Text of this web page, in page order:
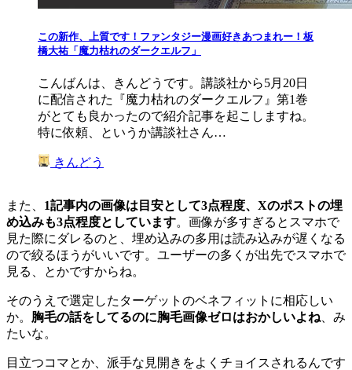
この新作、上質です！ファンタジー漫画好きあつまれー！板
橋大祐「魔力枯れのダークエルフ」
こんばんは、きんどうです。講談社から5月20日
に配信された『魔力枯れのダークエルフ』第1巻
がとても良かったので紹介記事を起こしますね。
特に依頼、というか講談社さん…
きんどう
また、 1記事内の画像は目安として3点程度、Xのポストの埋
め込みも3点程度としています。画像が多すぎるとスマホで
見た際にダレるのと、埋め込みの多用は読み込みが遅くなる
ので絞るほうがいいです。ユーザーの多くが出先でスマホで
見る、とかですからね。
そのうえで選定したターゲットのベネフィットに相応しい
か。 胸毛の話をしてるのに胸毛画像ゼロはおかしいよね 、み
たいな。
目立つコマとか、派手な見開きをよくチョイスされるんです